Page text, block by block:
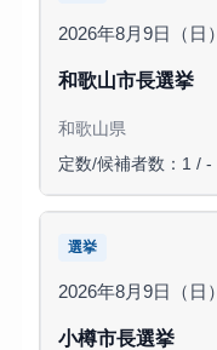
2026年8月9日（日）
和歌山市長選挙
和歌山県
定数/候補者数：1 / -
選挙
2026年8月9日（日）
小樽市長選挙